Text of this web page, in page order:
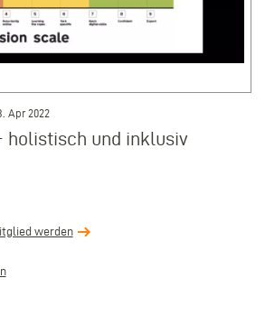
Apr 2022
holistisch und inklusiv
werden